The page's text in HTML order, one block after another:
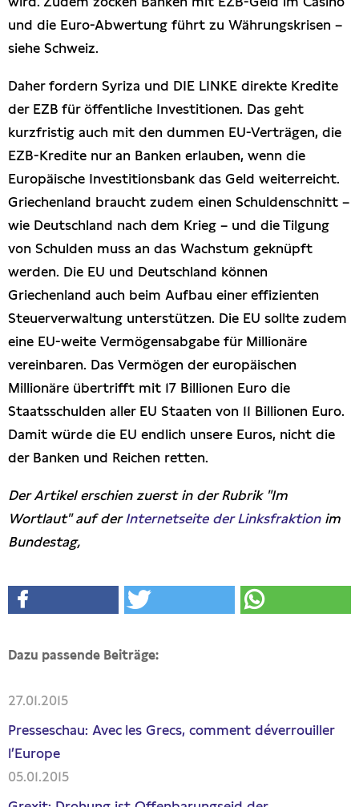
und die Euro-Abwertung führt zu Währungskrisen –
siehe Schweiz.
Daher fordern Syriza und DIE LINKE direkte Kredite
der EZB für öffentliche Investitionen. Das geht
kurzfristig auch mit den dummen EU-Verträgen, die
EZB-Kredite nur an Banken erlauben, wenn die
Europäische Investitionsbank das Geld weiterreicht.
Griechenland braucht zudem einen Schuldenschnitt –
wie Deutschland nach dem Krieg – und die Tilgung
von Schulden muss an das Wachstum geknüpft
werden. Die EU und Deutschland können
Griechenland auch beim Aufbau einer effizienten
Steuerverwaltung unterstützen. Die EU sollte zudem
eine EU-weite Vermögensabgabe für Millionäre
vereinbaren. Das Vermögen der europäischen
Millionäre übertrifft mit 17 Billionen Euro die
Staatsschulden aller EU Staaten von 11 Billionen Euro.
Damit würde die EU endlich unsere Euros, nicht die
der Banken und Reichen retten.
Der Artikel erschien zuerst in der Rubrik "Im
Wortlaut" auf derInternetseite der Linksfraktionim
Bundestag,
Dazu passende Beiträge:
27.01.2015
Presseschau: Avec les Grecs, comment déverrouiller
l’Europe
05.01.2015